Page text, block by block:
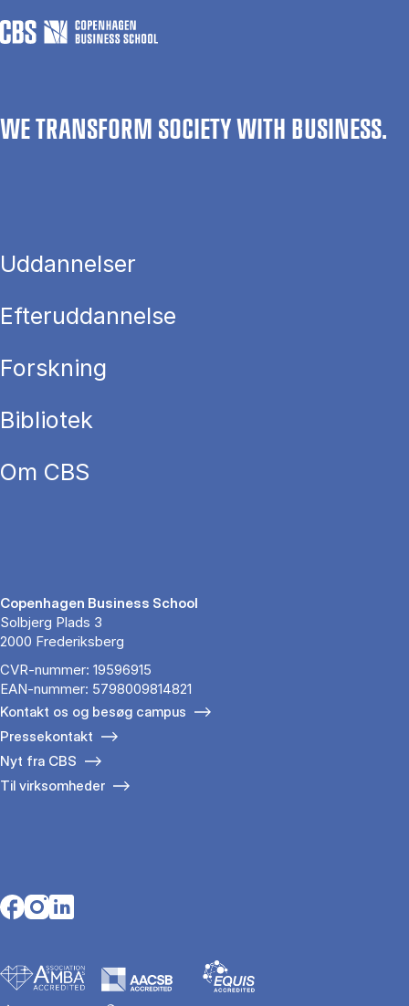
WE TRANSFORM SOCIETY WITH BUSINESS.
Uddannelser
Efteruddannelse
Forskning
Bibliotek
Om CBS
Copenhagen Business School
Solbjerg Plads 3
2000 Frederiksberg
CVR-nummer: 19596915
EAN-nummer: 5798009814821
Kontakt os og besøg campus
Pressekontakt
Nyt fra CBS
Til virksomheder
Opens in a new tab
Opens in a new tab
Opens in a new tab